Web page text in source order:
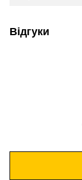
Відгуки